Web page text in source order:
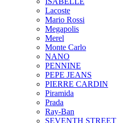
Lacoste
Mario Rossi
Megapolis
Merel
Monte Carlo
NANO
PENNINE
PEPE JEANS
PIERRE CARDIN
Piramida
Prada
Ray-Ban
SEVENTH STREET